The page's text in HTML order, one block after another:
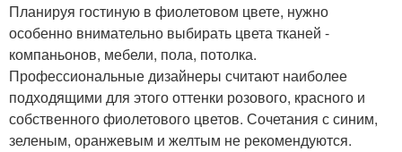
Планируя гостиную в фиолетовом цвете, нужно
особенно внимательно выбирать цвета тканей -
компаньонов, мебели, пола, потолка.
Профессиональные дизайнеры считают наиболее
подходящими для этого оттенки розового, красного и
собственного фиолетового цветов. Сочетания с синим,
зеленым, оранжевым и желтым не рекомендуются.